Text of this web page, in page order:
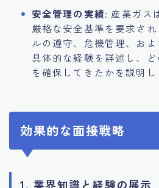
安全管理の実績: 産業ガス
厳格な安全基準を要求さ
ルの遵守、危機管理、お
具体的な経験を詳述し、
を確保してきたかを説明し
効果的な面接戦略
1. 業界知識と経験の展示